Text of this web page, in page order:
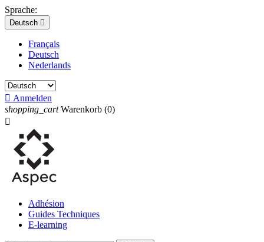
Sprache:
Deutsch 
Français
Deutsch
Nederlands
 Anmelden
shopping_cart Warenkorb (0)

Adhésion
Guides Techniques
E-learning